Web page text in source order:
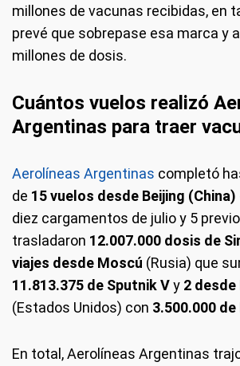
millones de vacunas recibidas, en
prevé que sobrepase esa marca y
millones de dosis.
Cuántos vuelos realizó
Argentinas para traer
Aerolíneas Argentinas completó
de 15 vuelos desde Beijing (China)
diez cargamentos de julio y 5
trasladaron 12.007.000 dosis de
viajes desde Moscú (Rusia) que
11.813.375 de Sputnik Vy 2 desde
(Estados Unidos) con 3.500.000
En total, Aerolíneas Argentinas